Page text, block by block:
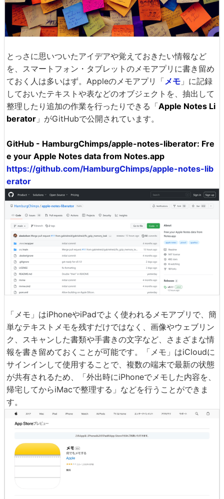
とっさに思いついたアイデアや覚えておきたい情報など
を、スマートフォン・タブレットのメモアプリに書き留め
ておく人は多いはず。Appleのメモアプリ「 メモ 」に記録
しておいたテキストや表などのオブジェクトを、抽出して
整理したり追加の作業を行ったりできる「Apple Notes Li
berator 」がGitHubで公開されています。
GitHub - HamburgChimps/apple-notes-liberator: Fre
e your Apple Notes data from Notes.app
https://github.com/HamburgChimps/apple-notes-lib
erator
「メモ」はiPhoneやiPadでよく使われるメモアプリで、簡
単なテキストメモを残すだけではなく、画像やウェブリン
ク、スキャンした書類や手書きの文字など、さまざまな情
報を書き留めておくことが可能です。「メモ」はiCloudに
サインインして使用することで、複数の端末で最新の状態
が共有されるため、「外出時にiPhoneでメモした内容を、
帰宅してからiMacで整理する」などを行うことができま
す。